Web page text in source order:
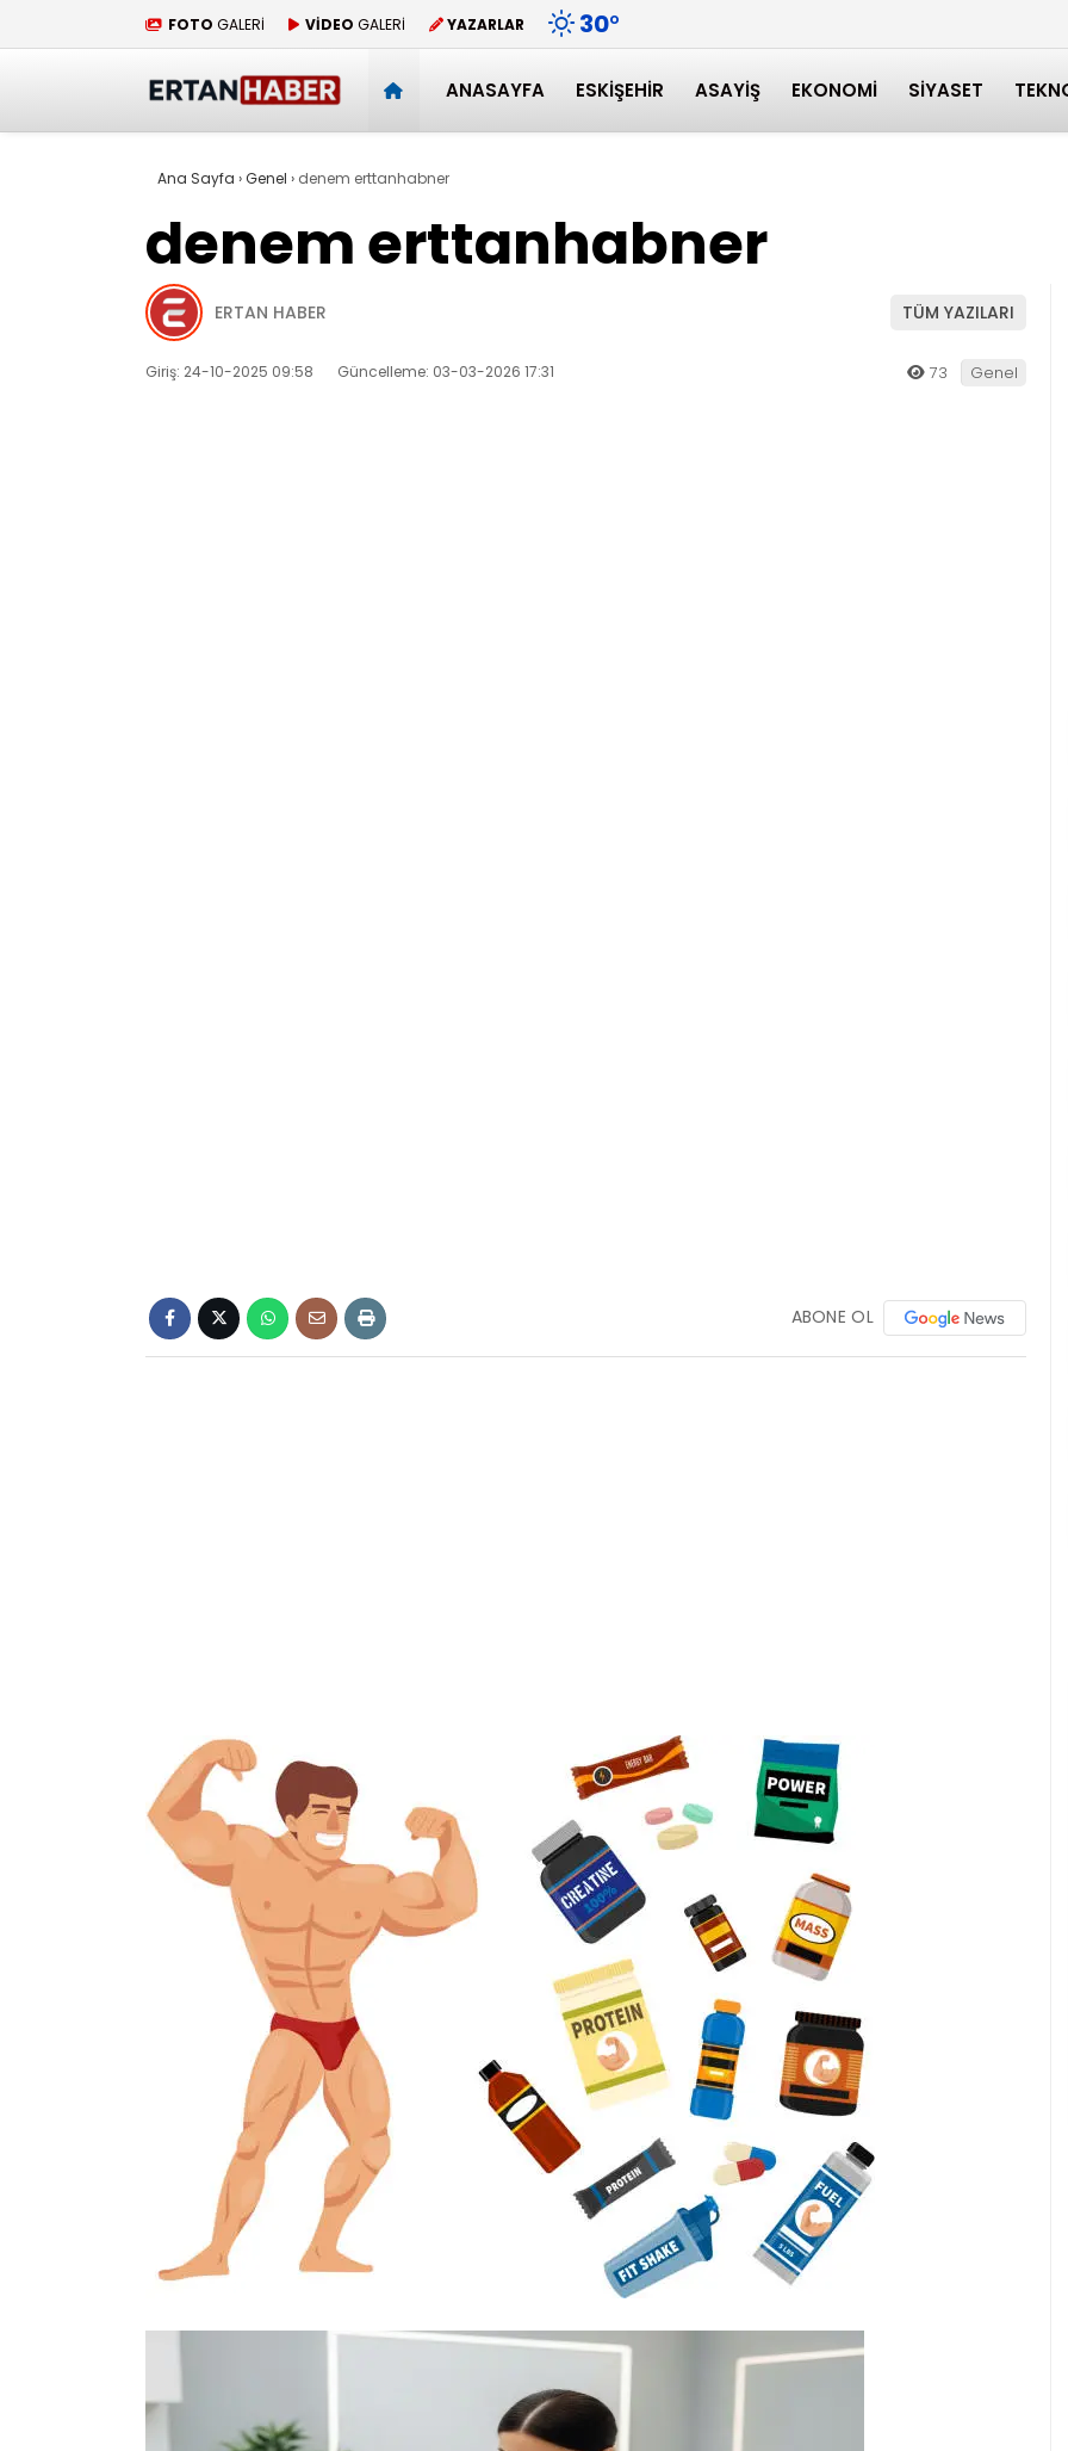
FOTO GALERİ VİDEO GALERİ YAZARLAR 30°
ANASAYFA ESKIŞEHIR ASAYIŞ EKONOMI SIYASET
Ana Sayfa ›Genel › denem erttanhabner
denem erttanhabner
ERTAN HABER TÜM YAZILARI
Giriş: 24-10-2025 09:58 Güncelleme: 03-03-2026 17:31 73 Genel
ABONE OL